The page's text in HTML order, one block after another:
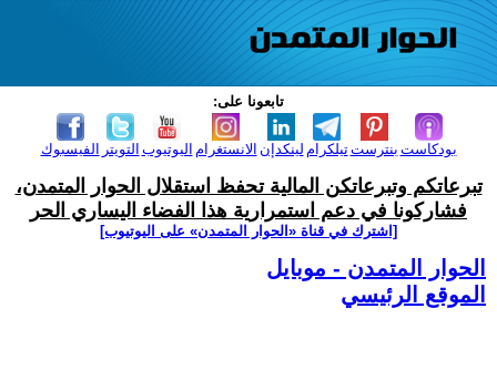
تابعونا على:
الفيسبوك التويتر اليوتيوب الانستغرام لينكدإن تيلكرامبنترست بودكاست
تبرعاتكم وتبرعاتكن المالية تحفظ استقلال الحوار المتمدن،
فشاركونا في دعم استمرارية هذا الفضاء اليساري الحر
[اشترك في قناة ‫«الحوار المتمدن» على اليوتيوب]
الحوار المتمدن - موبايل
الموقع الرئيسي